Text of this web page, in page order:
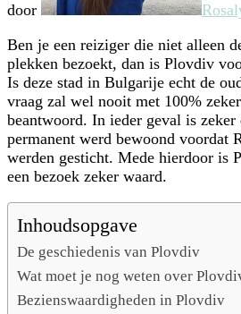
door
Ben je een reiziger die niet alleen
plekken bezoekt, dan is Plovdiv
Is deze stad in Bulgarije echt de
vraag zal wel nooit met 100%
beantwoord. In ieder geval is zeker
permanent werd bewoond voordat
werden gesticht. Mede hierdoor is
een bezoek zeker waard.
Inhoudsopgave
De geschiedenis van Plovdiv
Wat moet je nog weten over
Bezienswaardigheden in Plovdiv